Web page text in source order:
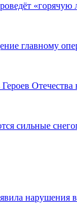
главному
Отечества
сильные
нарушения